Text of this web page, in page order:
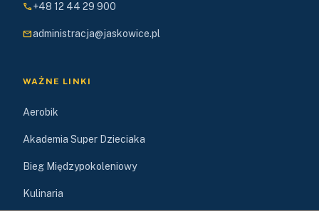
phone+48 12 44 29 900
mailadministracja@jaskowice.pl
WAŻNE LINKI
Aerobik
Akademia Super Dzieciaka
Bieg Międzypokoleniowy
Kulinaria